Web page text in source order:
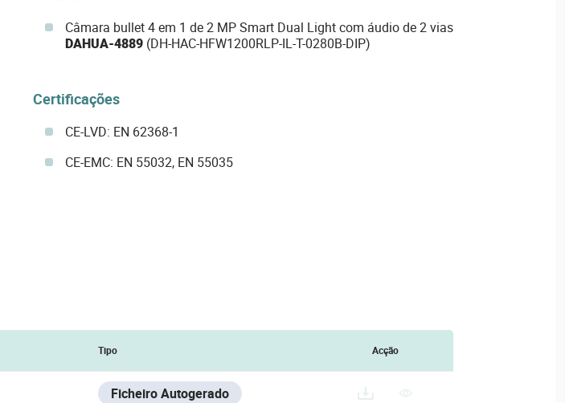
Câmara bullet 4 em 1 de 2 MP Smart Dual Light com áudio de 2 vias
DAHUA-4889(DH-HAC-HFW1200RLP-IL-T-0280B-DIP)
Certificações
CE-LVD: EN 62368-1
CE-EMC: EN 55032, EN 55035
Tipo Acção
Ficheiro Autogerado